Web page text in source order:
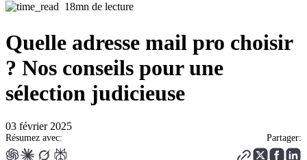
18mn de lecture
Quelle adresse mail pro choisir
? Nos conseils pour une
sélection judicieuse
03 février 2025
Résumez avec: Partager: